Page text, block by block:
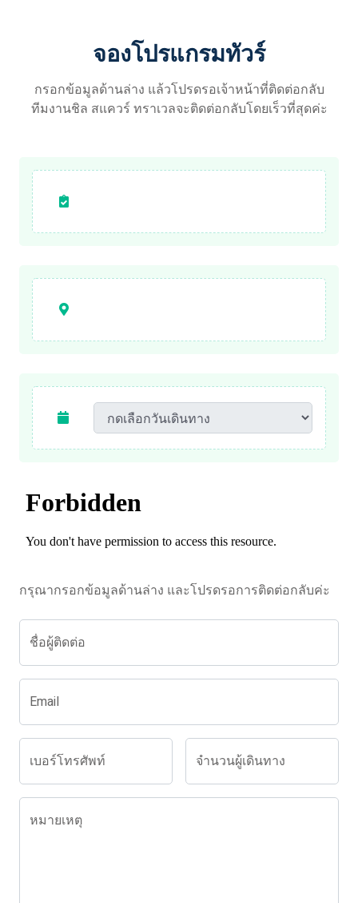
จองโปรแกรมทัวร์
กรอกข้อมูลด้านล่าง แล้วโปรดรอเจ้าหน้าที่ติดต่อกลับ
ทีมงานชิล สแควร์ ทราเวลจะติดต่อกลับโดยเร็วที่สุดค่ะ
กรุณากรอกข้อมูลด้านล่าง และโปรดรอการติดต่อกลับค่ะ
ชื่อผู้ติดต่อ
Email
เบอร์โทรศัพท์ จำนวนผู้เดินทาง
หมายเหตุ